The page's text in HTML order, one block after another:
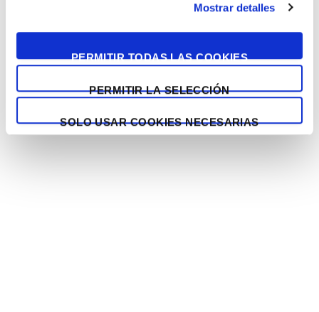
Mostrar detalles
PERMITIR TODAS LAS COOKIES
PERMITIR LA SELECCIÓN
SOLO USAR COOKIES NECESARIAS